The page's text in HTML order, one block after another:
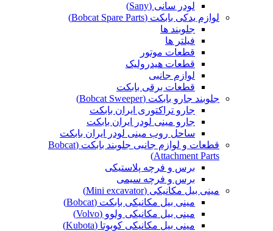
لودر سانی (Sany)
لوازم یدکی بابکت (Bobcat Spare Parts)
جلوبند ها
فیلتر ها
قطعات موتور
قطعات هیدرولیک
لوازم جانبی
قطعات برقی بابکت
جلوبند جارو بابکت (Bobcat Sweeper)
جارو تراکتوری ایران بابکت
جارو مینی لودر ایران بابکت
ساحل روب مینی لودر ایران بابکت
قطعات و لوازم جانبی جلوبند بابکت (Bobcat
Attachment Parts)
برس و فرچه پلاستیکی
برس و فرچه سیمی
مینی بیل مکانیکی (Mini excavator)
مینی بیل مکانیکی بابکت (Bobcat)
مینی بیل مکانیکی ولوو (Volvo)
مینی بیل مکانیکی کوبوتا (Kubota)